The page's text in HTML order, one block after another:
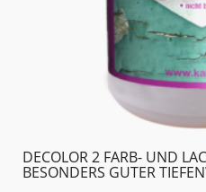
DECOLOR 2 FARB- UND
BESONDERS GUTER